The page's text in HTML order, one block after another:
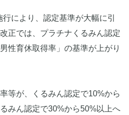
により、認定基準が大幅に引
正では、プラチナくるみん認定
性育休取得率」の基準が上がり
等が、くるみん認定で10%から
みん認定で30%から50%以上へ